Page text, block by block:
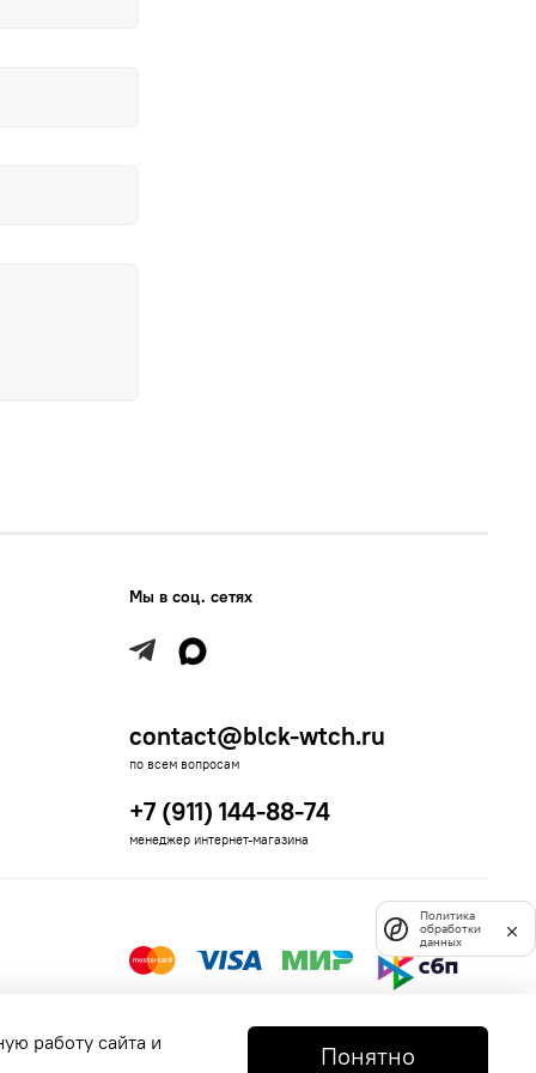
Мы в соц. сетях
contact@blck-wtch.ru
по всем вопросам
+7 (911) 144-88-74
менеджер интернет-магазина
работу сайта и Понятно
Политика
обработки
данных